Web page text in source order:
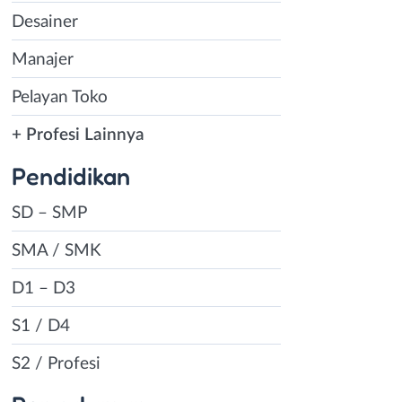
Desainer
Manajer
Pelayan Toko
+ Profesi Lainnya
Pendidikan
SD – SMP
SMA / SMK
D1 – D3
S1 / D4
S2 / Profesi